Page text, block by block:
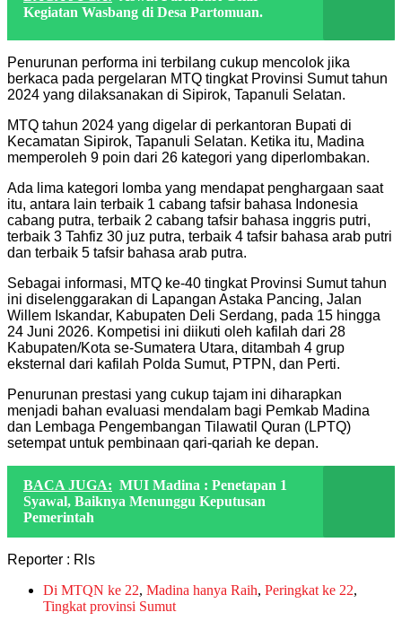
Kegiatan Wasbang di Desa Partomuan.
Penurunan performa ini terbilang cukup mencolok jika
berkaca pada pergelaran MTQ tingkat Provinsi Sumut tahun
2024 yang dilaksanakan di Sipirok, Tapanuli Selatan.
MTQ tahun 2024 yang digelar di perkantoran Bupati di
Kecamatan Sipirok, Tapanuli Selatan. Ketika itu, Madina
memperoleh 9 poin dari 26 kategori yang diperlombakan.
Ada lima kategori lomba yang mendapat penghargaan saat
itu, antara lain terbaik 1 cabang tafsir bahasa Indonesia
cabang putra, terbaik 2 cabang tafsir bahasa inggris putri,
terbaik 3 Tahfiz 30 juz putra, terbaik 4 tafsir bahasa arab putri
dan terbaik 5 tafsir bahasa arab putra.
Sebagai informasi, MTQ ke-40 tingkat Provinsi Sumut tahun
ini diselenggarakan di Lapangan Astaka Pancing, Jalan
Willem Iskandar, Kabupaten Deli Serdang, pada 15 hingga
24 Juni 2026. Kompetisi ini diikuti oleh kafilah dari 28
Kabupaten/Kota se-Sumatera Utara, ditambah 4 grup
eksternal dari kafilah Polda Sumut, PTPN, dan Perti.
Penurunan prestasi yang cukup tajam ini diharapkan
menjadi bahan evaluasi mendalam bagi Pemkab Madina
dan Lembaga Pengembangan Tilawatil Quran (LPTQ)
setempat untuk pembinaan qari-qariah ke depan.
BACA JUGA: MUI Madina : Penetapan 1
Syawal, Baiknya Menunggu Keputusan
Pemerintah
Reporter : Rls
Di MTQN ke 22, Madina hanya Raih, Peringkat ke 22,
Tingkat provinsi Sumut